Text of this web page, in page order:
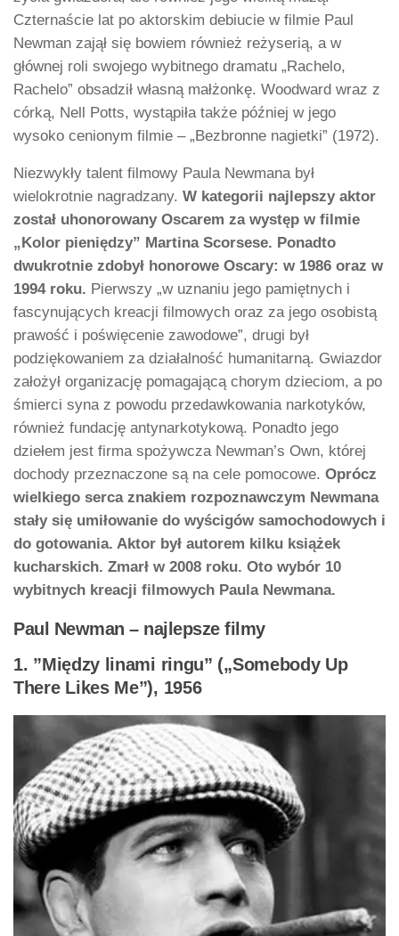
Czternaście lat po aktorskim debiucie w filmie Paul
Newman zajął się bowiem również reżyserią, a w
głównej roli swojego wybitnego dramatu „Rachelo,
Rachelo” obsadził własną małżonkę. Woodward wraz z
córką, Nell Potts, wystąpiła także później w jego
wysoko cenionym filmie – „Bezbronne nagietki” (1972).
Niezwykły talent filmowy Paula Newmana był
wielokrotnie nagradzany. W kategorii najlepszy aktor
został uhonorowany Oscarem za występ w filmie
„Kolor pieniędzy” Martina Scorsese. Ponadto
dwukrotnie zdobył honorowe Oscary: w 1986 oraz w
1994 roku. Pierwszy „w uznaniu jego pamiętnych i
fascynujących kreacji filmowych oraz za jego osobistą
prawość i poświęcenie zawodowe”, drugi był
podziękowaniem za działalność humanitarną. Gwiazdor
założył organizację pomagającą chorym dzieciom, a po
śmierci syna z powodu przedawkowania narkotyków,
również fundację antynarkotykową. Ponadto jego
dziełem jest firma spożywcza Newman’s Own, której
dochody przeznaczone są na cele pomocowe. Oprócz
wielkiego serca znakiem rozpoznawczym Newmana
stały się umiłowanie do wyścigów samochodowych i
do gotowania. Aktor był autorem kilku książek
kucharskich. Zmarł w 2008 roku. Oto wybór 10
wybitnych kreacji filmowych Paula Newmana.
Paul Newman – najlepsze filmy
1. ”Między linami ringu” („Somebody Up
There Likes Me”), 1956